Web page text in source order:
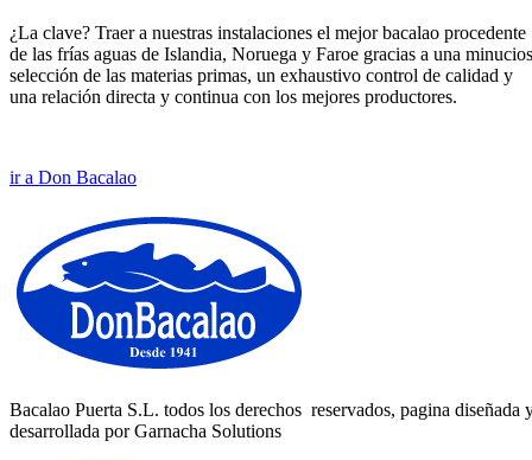
¿La clave? Traer a nuestras instalaciones el mejor bacalao procedente
de las frías aguas de Islandia, Noruega y Faroe gracias a una
selección de las materias primas, un exhaustivo control de calidad y
una relación directa y continua con los mejores productores.
ir a Don Bacalao
Bacalao Puerta S.L. todos los derechos reservados, pagina diseñada
desarrollada por Garnacha Solutions